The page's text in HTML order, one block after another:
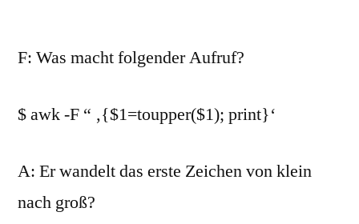
F: Was macht folgender Aufruf?
$ awk -F “ ‚{$1=toupper($1); print}‘
A: Er wandelt das erste Zeichen von klein
nach groß?